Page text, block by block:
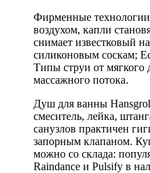
Фирменные
воздухом, капли
снимает известковый
силиконовым соскам;
Типы струи от мягкого
массажного потока.
Душ для ванны
смеситель, лейка,
санузлов практичен
запорным клапаном.
можно со склада:
Raindance и Pulsify в